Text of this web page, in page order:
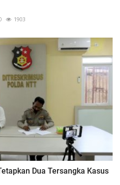
1903
Dua Tersangka Kasus